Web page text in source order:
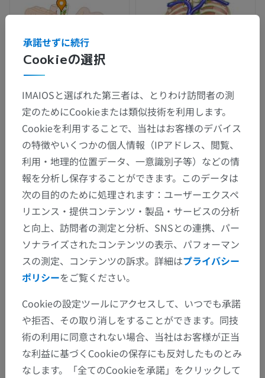
Cookieの選択
承諾せずに続行
IMAIOSと選ばれた第三者は、とりわけ訪問者の測
定のためにCookieまたは類似技術を利用します。
Cookieを利用することで、当社はお客様のデバイス
の特徴やいくつかの個人情報（IPアドレス、閲覧、
利用・地理的位置データ、一意識別子等）などの情
報を分析し保存することができます。このデータは
次の目的のために処理されます：ユーザーエクスペ
リエンス・提供コンテンツ・製品・サービスの分析
と向上、訪問者の測定と分析、SNSとの連携、パー
ソナライズされたコンテンツの表示、パフォーマン
スの測定、コンテンツの訴求。詳細はプライバシー
ポリシーをご覧ください。
Cookieの設定ツールにアクセスして、いつでも承諾
や拒否、その取り消しをすることができます。同技
術の利用に同意されない場合、当社はお客様が正当
な利益に基づくCookieの保存にも反対したものとみ
なします。「全てのCookieを承諾」をクリックして